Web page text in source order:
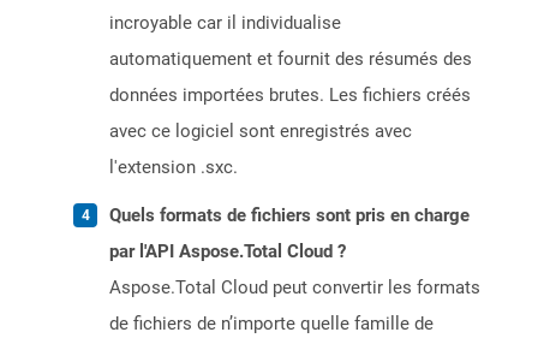
incroyable car il individualise
automatiquement et fournit des résumés des
données importées brutes. Les fichiers créés
avec ce logiciel sont enregistrés avec
l'extension .sxc.
Quels formats de fichiers sont pris en charge
par l'API Aspose.Total Cloud ?
Aspose.Total Cloud peut convertir les formats
de fichiers de n’importe quelle famille de